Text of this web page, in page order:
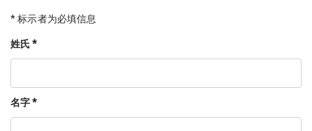
* 标示者为必填信息
姓氏 *
名字 *